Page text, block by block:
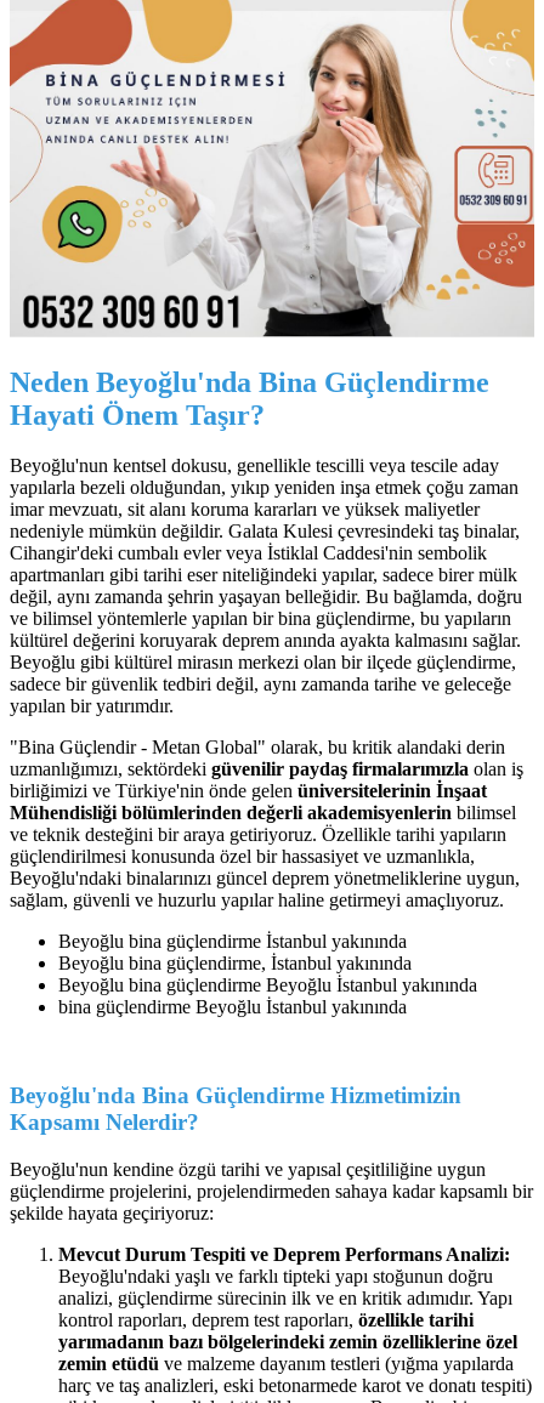
Neden Beyoğlu'nda Bina Güçlendirme
Hayati Önem Taşır?
Beyoğlu'nun kentsel dokusu, genellikle tescilli veya tescile aday
yapılarla bezeli olduğundan, yıkıp yeniden inşa etmek çoğu zaman
imar mevzuatı, sit alanı koruma kararları ve yüksek maliyetler
nedeniyle mümkün değildir. Galata Kulesi çevresindeki taş binalar,
Cihangir'deki cumbalı evler veya İstiklal Caddesi'nin sembolik
apartmanları gibi tarihi eser niteliğindeki yapılar, sadece birer mülk
değil, aynı zamanda şehrin yaşayan belleğidir. Bu bağlamda, doğru
ve bilimsel yöntemlerle yapılan bir bina güçlendirme, bu yapıların
kültürel değerini koruyarak deprem anında ayakta kalmasını sağlar.
Beyoğlu gibi kültürel mirasın merkezi olan bir ilçede güçlendirme,
sadece bir güvenlik tedbiri değil, aynı zamanda tarihe ve geleceğe
yapılan bir yatırımdır.
"Bina Güçlendir - Metan Global" olarak, bu kritik alandaki derin
uzmanlığımızı, sektördeki güvenilir paydaş firmalarımızla olan iş
birliğimizi ve Türkiye'nin önde gelen üniversitelerinin İnşaat
Mühendisliği bölümlerinden değerli akademisyenlerin bilimsel
ve teknik desteğini bir araya getiriyoruz. Özellikle tarihi yapıların
güçlendirilmesi konusunda özel bir hassasiyet ve uzmanlıkla,
Beyoğlu'ndaki binalarınızı güncel deprem yönetmeliklerine uygun,
sağlam, güvenli ve huzurlu yapılar haline getirmeyi amaçlıyoruz.
Beyoğlu bina güçlendirme İstanbul yakınında
Beyoğlu bina güçlendirme, İstanbul yakınında
Beyoğlu bina güçlendirme Beyoğlu İstanbul yakınında
bina güçlendirme Beyoğlu İstanbul yakınında
Beyoğlu'nda Bina Güçlendirme Hizmetimizin
Kapsamı Nelerdir?
Beyoğlu'nun kendine özgü tarihi ve yapısal çeşitliliğine uygun
güçlendirme projelerini, projelendirmeden sahaya kadar kapsamlı bir
şekilde hayata geçiriyoruz:
Mevcut Durum Tespiti ve Deprem Performans Analizi:
Beyoğlu'ndaki yaşlı ve farklı tipteki yapı stoğunun doğru
analizi, güçlendirme sürecinin ilk ve en kritik adımıdır. Yapı
kontrol raporları, deprem test raporları, özellikle tarihi
yarımadanın bazı bölgelerindeki zemin özelliklerine özel
zemin etüdü ve malzeme dayanım testleri (yığma yapılarda
harç ve taş analizleri, eski betonarmede karot ve donatı tespiti)